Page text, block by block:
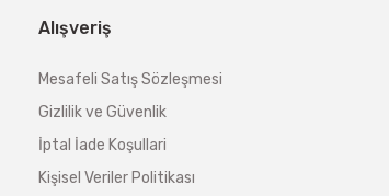
Alışveriş
Mesafeli Satış Sözleşmesi
Gizlilik ve Güvenlik
İptal İade Koşullari
Kişisel Veriler Politikası